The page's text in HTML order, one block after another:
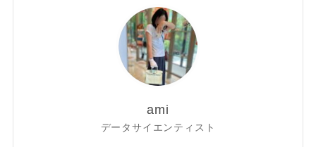
ami
データサイエンティスト